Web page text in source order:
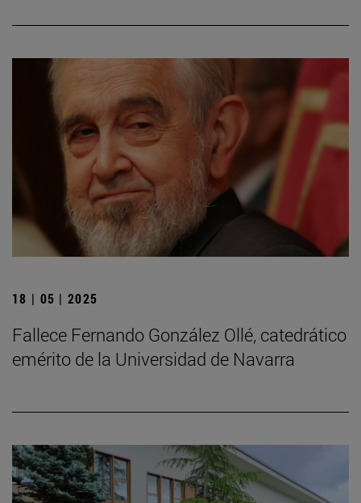
18 | 05 | 2025
Fallece Fernando González Ollé, catedrático
emérito de la Universidad de Navarra